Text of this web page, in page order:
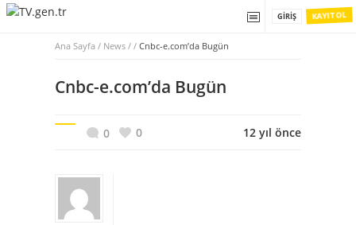
KAYIT OL
GIRIŞ
Ana Sayfa / News / / Cnbc-e.com’da Bugün
Cnbc-e.com’da Bugün
0 0 12 yıl önce